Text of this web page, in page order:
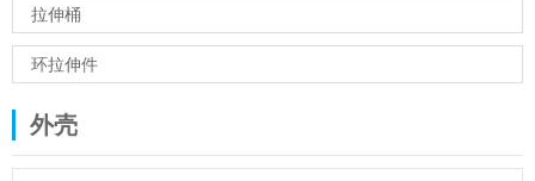
拉伸桶
环拉伸件
外壳